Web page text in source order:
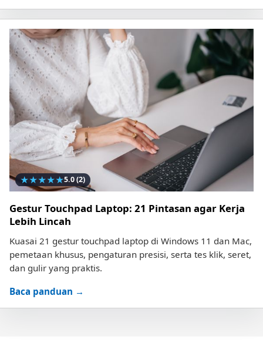
★★★★★5.0(2)
Gestur Touchpad Laptop: 21 Pintasan agar Kerja
Lebih Lincah
Kuasai 21 gestur touchpad laptop di Windows 11 dan Mac,
pemetaan khusus, pengaturan presisi, serta tes klik, seret,
dan gulir yang praktis.
Baca panduan →